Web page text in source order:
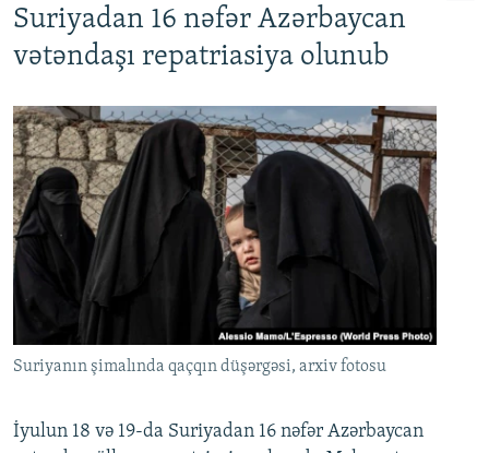
Suriyadan 16 nəfər Azərbaycan
vətəndaşı repatriasiya olunub
Suriyanın şimalında qaçqın düşərgəsi, arxiv fotosu
İyulun 18 və 19-da Suriyadan 16 nəfər Azərbaycan